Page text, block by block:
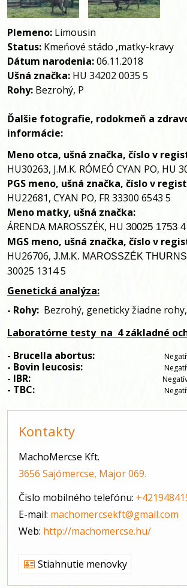
Plemeno: Limousin
Status: Kmeńové stádo ,matky-kravy
Dátum narodenia:06.11.2018
Ušná značka: HU 34202 0035 5
Rohy: Bezrohý, P
Ďalšie fotografie, rodokmeň a
informácie:
Meno otca, ušná značka, číslo v
HU30263, J.M.K. RÓMEÓ CYAN PO, HU
PGS meno, ušná značka, číslo v
HU22681, CYAN PO, FR 33300 6543 5
Meno matky, ušná značka:
ÁRENDA MAROSSZÉK, HU 30025 1753 4
MGS meno, ušná značka, číslo v
HU26706, J.M.K. MAROSSZÉK
30025 1314 5
Genetická analýza:
- Rohy: Bezrohý, geneticky žiadne rohy,
Laboratórne testy na 4 základné
- Brucella abortus:
- Bovin leucosis:
- IBR:
- TBC:
Kontakty
MachoMercse Kft.
3656 Sajómercse, Major 069.
Čislo mobilného telefónu:
E-mail: machomercsekft@gmail.com
Web: http://machomercse.hu/
Stiahnutie menovky